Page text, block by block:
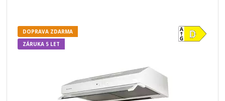
DOPRAVA ZDARMA
ZÁRUKA 5 LET